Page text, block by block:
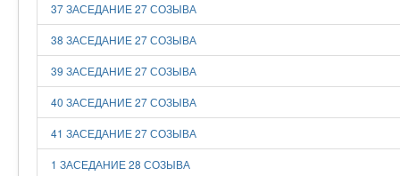
37 ЗАСЕДАНИЕ 27 СОЗЫВА
38 ЗАСЕДАНИЕ 27 СОЗЫВА
39 ЗАСЕДАНИЕ 27 СОЗЫВА
40 ЗАСЕДАНИЕ 27 СОЗЫВА
41 ЗАСЕДАНИЕ 27 СОЗЫВА
1 ЗАСЕДАНИЕ 28 СОЗЫВА